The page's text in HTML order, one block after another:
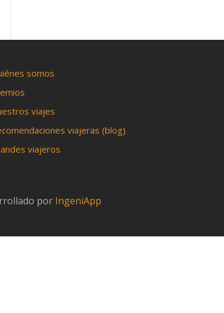
somos
viajes
viajeras (blog)
viajeros
por IngeniApp